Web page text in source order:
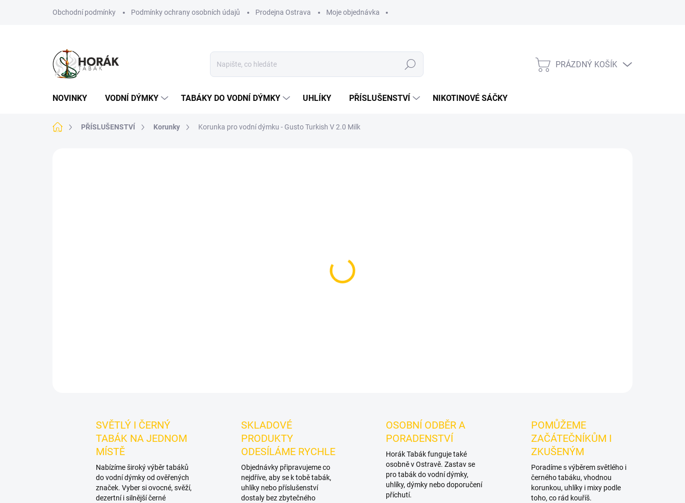
Obchodní podmínky Podmínky ochrany osobních údajů Prodejna Ostrava Moje objednávka
Hledat
NÁKUPNÍ
PRÁZDNÝ KOŠÍK
NOVINKY VODNÍ DÝMKY TABÁKY DO VODNÍ DÝMKY UHLÍKY PŘÍSLUŠENSTVÍ NIKOTINOVÉ SÁČKY
Domů PŘÍSLUŠENSTVÍ Korunky Korunka pro vodní dýmku - Gusto Turkish V 2.0 Milk
dýmku pro spolehlivou přípravu tabáku a stabilní práci s teplem. Inovovaná
SVĚTLÝ I ČERNÝ
TABÁK NA JEDNOM
MÍSTĚ
Nabízíme široký výběr tabáků
do vodní dýmky od ověřených
značek. Vyber si ovocné, svěží,
dezertní i silnější černé
SKLADOVÉ
PRODUKTY
ODESÍLÁME RYCHLE
Objednávky připravujeme co
nejdříve, aby se k tobě tabák,
uhlíky nebo příslušenství
dostaly bez zbytečného
OSOBNÍ ODBĚR A
PORADENSTVÍ
Horák Tabák funguje také
osobně v Ostravě. Zastav se
pro tabák do vodní dýmky,
uhlíky, dýmky nebo doporučení
příchutí.
POMŮŽEME
ZAČÁTEČNÍKŮM I
ZKUŠENÝM
Poradíme s výběrem světlého i
černého tabáku, vhodnou
korunkou, uhlíky i mixy podle
toho, co rád kouříš.